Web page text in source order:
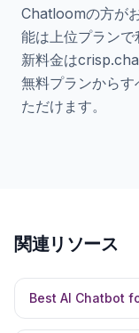
Chatloomの方が
能は上位プラン
新料金は
無料プランから
ただけます。
関連リソース
Best AI Chatbot